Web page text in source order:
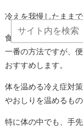
冷えを我慢したまま
食事や生活習慣を見
一番の方法ですが、
おすすめします。
体を温める冷え症対
やおしりを温めるも
特に体の中でも、手